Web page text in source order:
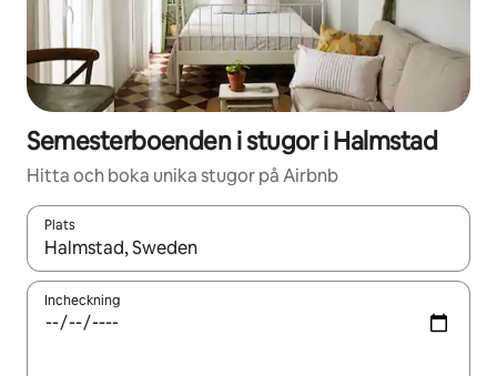
Semesterboenden i stugor i Halmstad
Hitta och boka unika stugor på Airbnb
Plats
När resultaten är tillgängliga kan du navigera med upp- och
Incheckning